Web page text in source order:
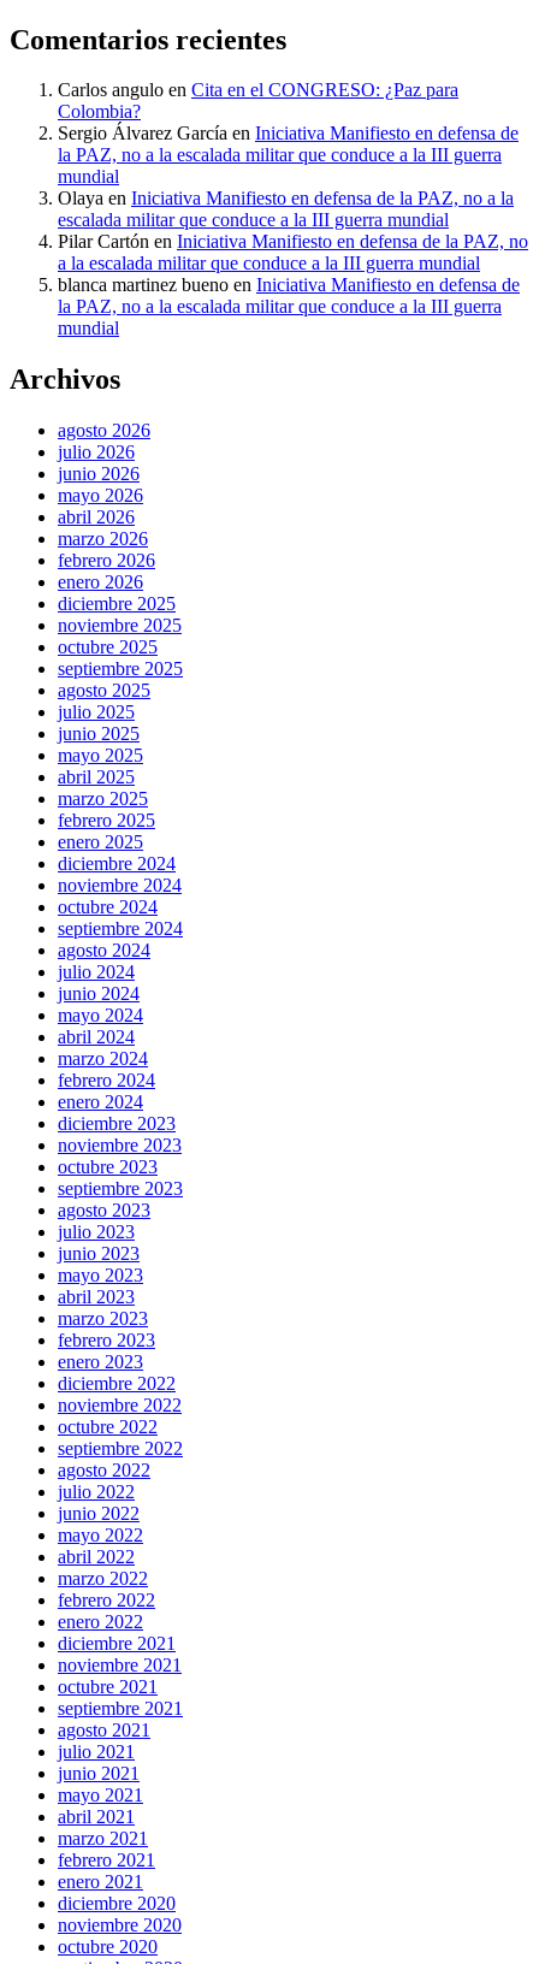
Comentarios recientes
Carlos angulo en Cita en el CONGRESO: ¿Paz para
Colombia?
Sergio Álvarez García en Iniciativa Manifiesto en defensa de
la PAZ, no a la escalada militar que conduce a la III guerra
mundial
Olaya en Iniciativa Manifiesto en defensa de la PAZ, no a la
escalada militar que conduce a la III guerra mundial
Pilar Cartón en Iniciativa Manifiesto en defensa de la PAZ, no
a la escalada militar que conduce a la III guerra mundial
blanca martinez bueno en Iniciativa Manifiesto en defensa de
la PAZ, no a la escalada militar que conduce a la III guerra
mundial
Archivos
agosto 2026
julio 2026
junio 2026
mayo 2026
abril 2026
marzo 2026
febrero 2026
enero 2026
diciembre 2025
noviembre 2025
octubre 2025
septiembre 2025
agosto 2025
julio 2025
junio 2025
mayo 2025
abril 2025
marzo 2025
febrero 2025
enero 2025
diciembre 2024
noviembre 2024
octubre 2024
septiembre 2024
agosto 2024
julio 2024
junio 2024
mayo 2024
abril 2024
marzo 2024
febrero 2024
enero 2024
diciembre 2023
noviembre 2023
octubre 2023
septiembre 2023
agosto 2023
julio 2023
junio 2023
mayo 2023
abril 2023
marzo 2023
febrero 2023
enero 2023
diciembre 2022
noviembre 2022
octubre 2022
septiembre 2022
agosto 2022
julio 2022
junio 2022
mayo 2022
abril 2022
marzo 2022
febrero 2022
enero 2022
diciembre 2021
noviembre 2021
octubre 2021
septiembre 2021
agosto 2021
julio 2021
junio 2021
mayo 2021
abril 2021
marzo 2021
febrero 2021
enero 2021
diciembre 2020
noviembre 2020
octubre 2020